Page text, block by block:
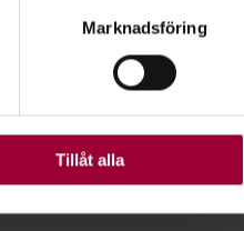
. Du kan ändra
Vissa kakor är
Marknadsföring
Tillåt alla